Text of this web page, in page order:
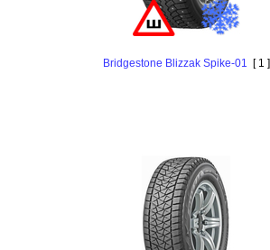
Bridgestone Blizzak Spike-01 [ 1 ]